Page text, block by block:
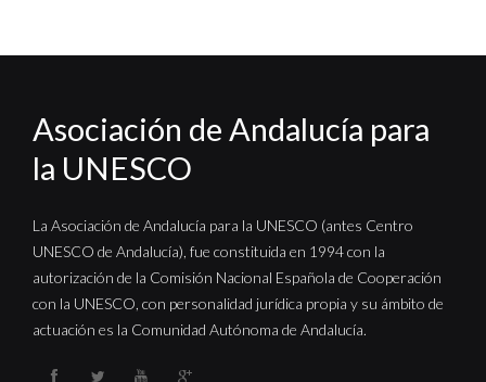
Asociación de Andalucía para
la UNESCO
La Asociación de Andalucía para la UNESCO (antes Centro
UNESCO de Andalucía), fue constituida en 1994 con la
autorización de la Comisión Nacional Española de Cooperación
con la UNESCO, con personalidad jurídica propia y su ámbito de
actuación es la Comunidad Autónoma de Andalucía.